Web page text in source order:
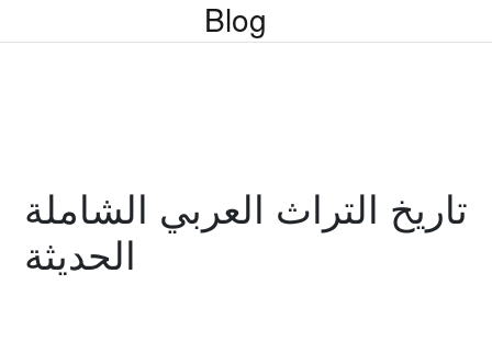
Blog
تاريخ التراث العربي الشاملة
الحديثة